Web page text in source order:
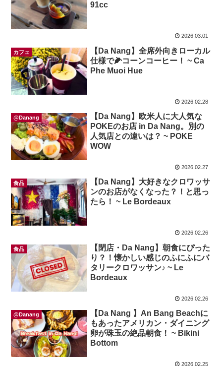
91cc
2026.03.01
カフェ
【Da Nang】全席外向きローカル
仕様で🌽コーンコーヒー！ ~ Ca
Phe Muoi Hue
2026.02.28
@Danang
【Da Nang】欧米人に大人気な
POKEのお店 in Da Nang。別の
人気店との違いは？ ~ POKE
WOW
2026.02.27
食品
【Da Nang】大好きなクロワッサ
ンのお店がなくなった？！と思っ
たら！ ~ Le Bordeaux
2026.02.26
食品
【閉店・Da Nang】朝食にぴった
り？！懐かしい感じのふにふにバ
タリークロワッサン♪ ~ Le
Bordeaux
2026.02.26
@Danang
【Da Nang 】An Bang Beachに
もあったアメリカン・ダイニング
卵が珠玉の絶品朝食！ ~ Bikini
Bottom
2026.02.25